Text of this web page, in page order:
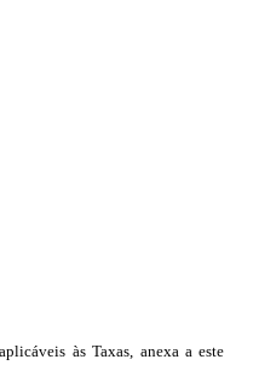
às Taxas, anexa a este